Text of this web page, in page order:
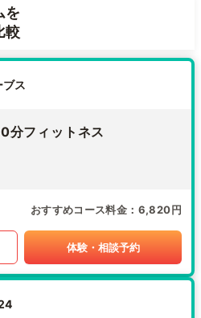
を
較
ブス
分フィットネス
おすすめコース料金 6,820円
体験・相談予約